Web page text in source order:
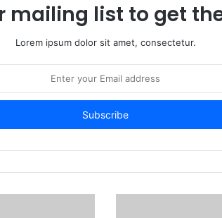
mailing list to get
Lorem ipsum dolor sit amet, consectetur.